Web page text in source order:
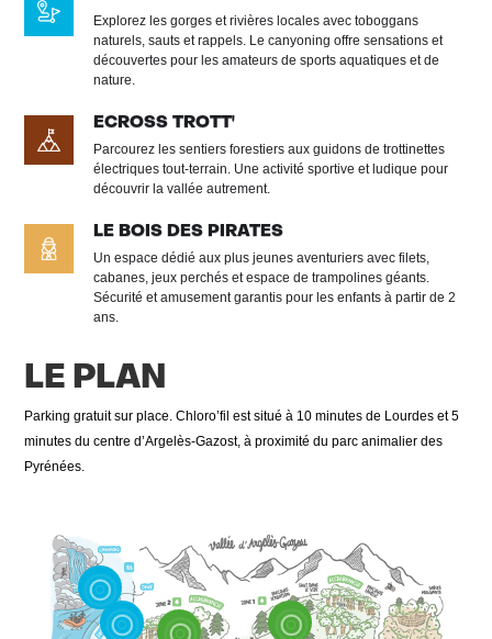
Explorez les gorges et rivières locales avec toboggans
naturels, sauts et rappels. Le canyoning offre sensations et
découvertes pour les amateurs de sports aquatiques et de
nature.
ECROSS TROTT'
Parcourez les sentiers forestiers aux guidons de trottinettes
électriques tout‑terrain. Une activité sportive et ludique pour
découvrir la vallée autrement.
LE BOIS DES PIRATES
Un espace dédié aux plus jeunes aventuriers avec filets,
cabanes, jeux perchés et espace de trampolines géants.
Sécurité et amusement garantis pour les enfants à partir de 2
ans.
LE PLAN
Parking gratuit sur place. Chloro’fil est situé à 10 minutes de Lourdes et 5
minutes du centre d’Argelès-Gazost, à proximité du parc animalier des
Pyrénées.